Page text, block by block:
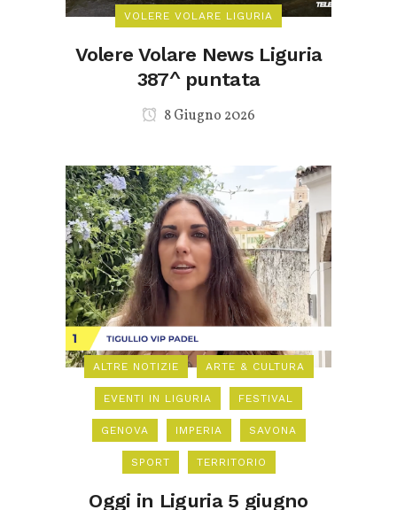
VOLERE VOLARE LIGURIA
Volere Volare News Liguria
387^ puntata
8 Giugno 2026
ALTRE NOTIZIE ARTE & CULTURA
EVENTI IN LIGURIA FESTIVAL
GENOVA IMPERIA SAVONA
SPORT TERRITORIO
Oggi in Liguria 5 giugno